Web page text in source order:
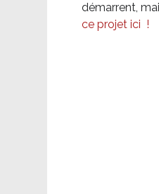
démarrent,
ce projet ici !